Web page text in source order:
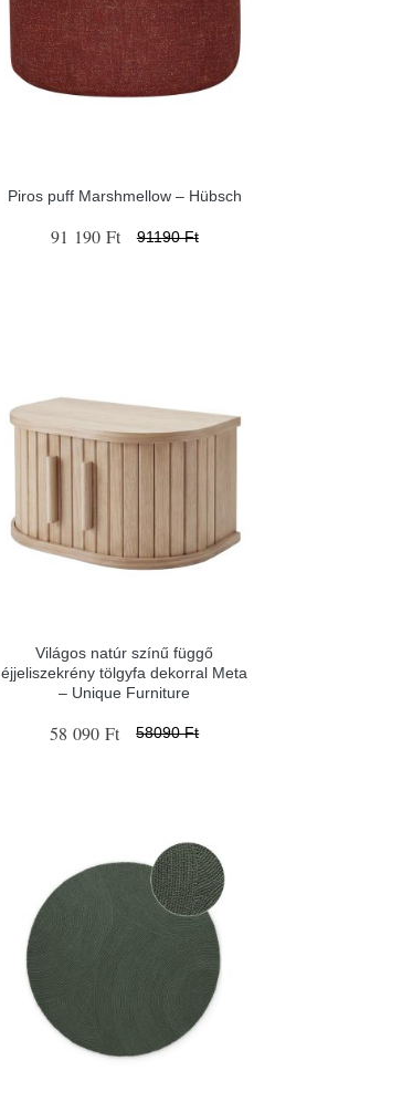
Piros puff Marshmellow – Hübsch
91 190 Ft 91190 Ft
Világos natúr színű függő
éjjeliszekrény tölgyfa dekorral Meta
– Unique Furniture
58 090 Ft 58090 Ft